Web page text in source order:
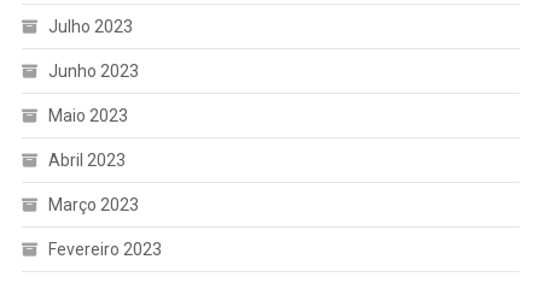
Julho 2023
Junho 2023
Maio 2023
Abril 2023
Março 2023
Fevereiro 2023